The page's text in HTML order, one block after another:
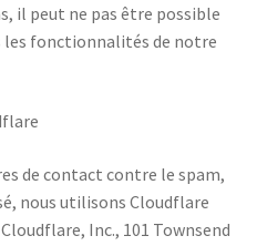
il peut ne pas être possible
fonctionnalités de notre
de contact contre le spam,
nous utilisons Cloudflare
Inc., 101 Townsend